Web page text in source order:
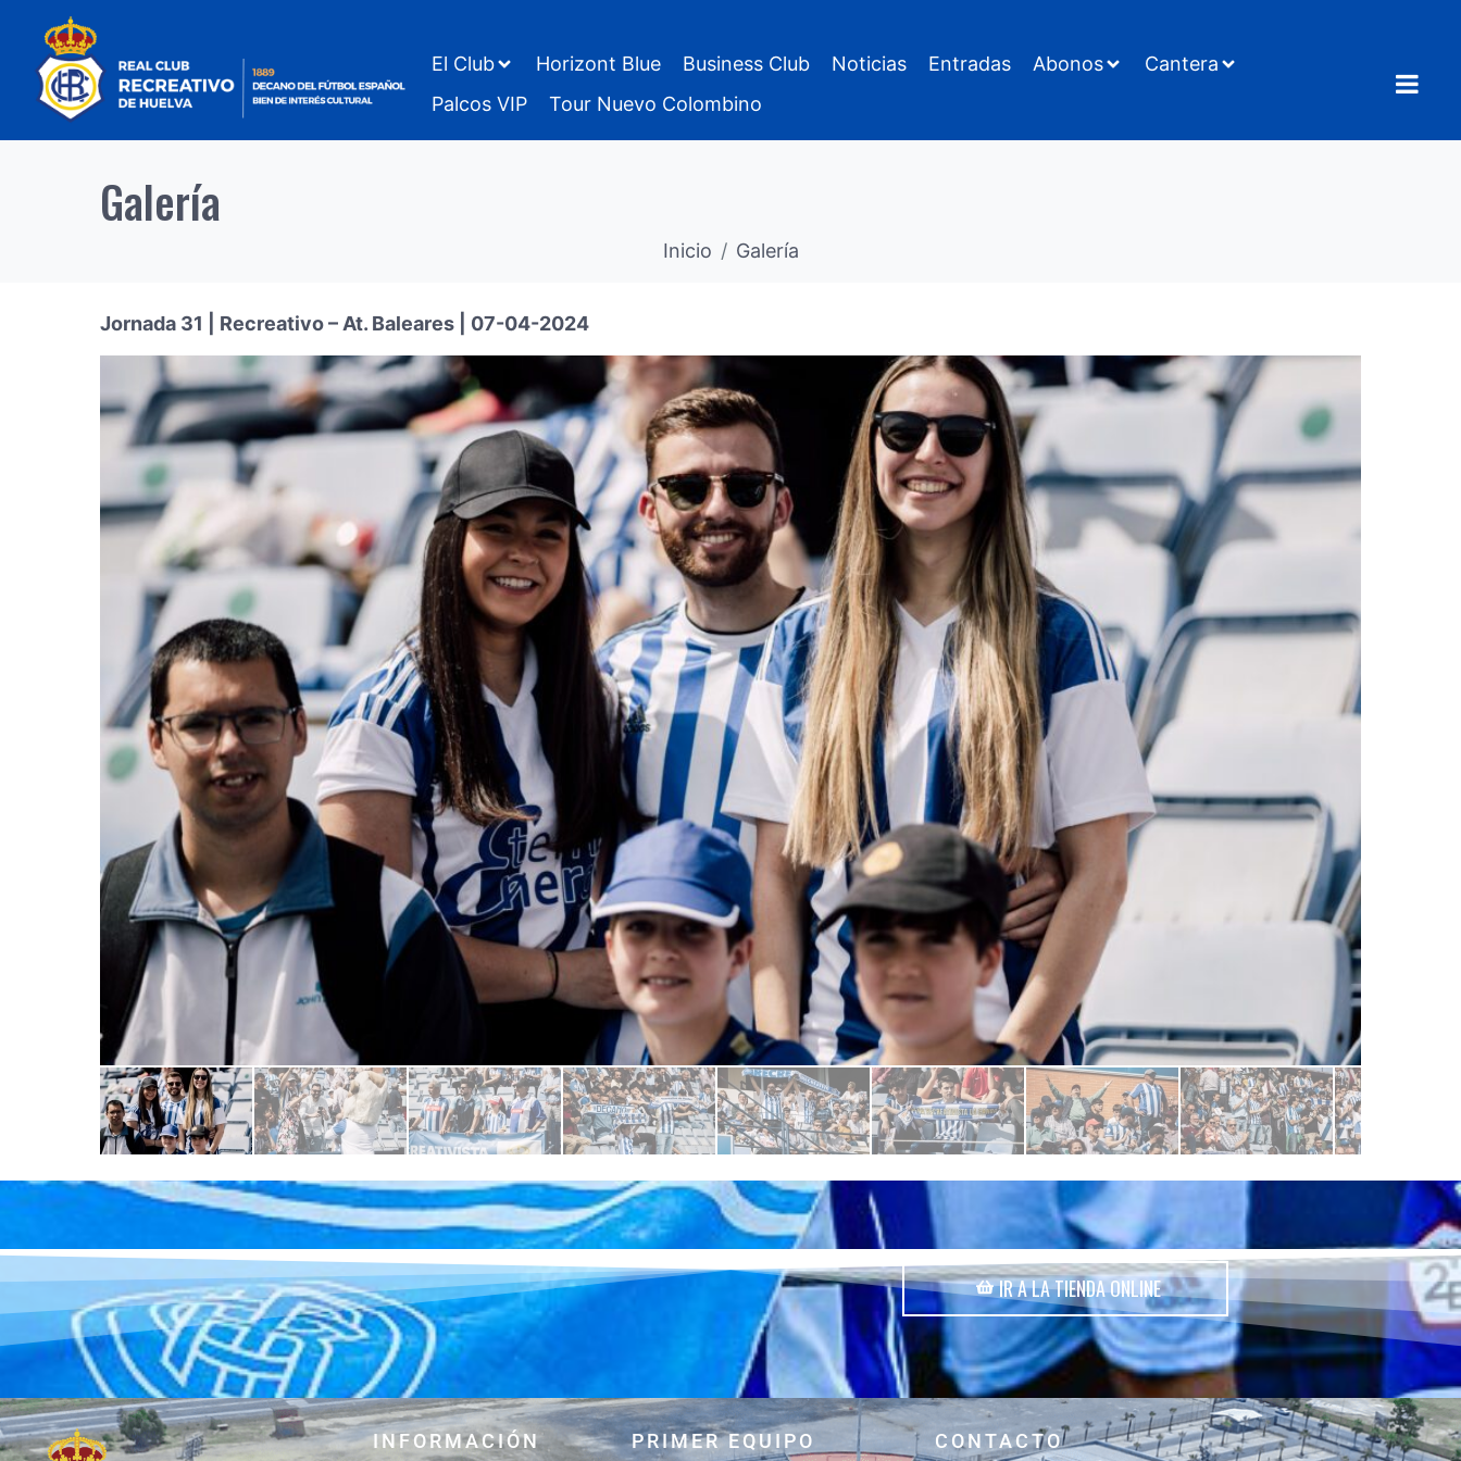
El Club Horizont Blue Business Club Noticias Entradas Abonos
Cantera
Palcos VIP
Tour Nuevo Colombino
Galería
Inicio Galería
Jornada 31 | Recreativo – At. Baleares | 07-04-2024
IR A LA TIENDA ONLINE
INFORMACIÓN PRIMER EQUIPO CONTACTO